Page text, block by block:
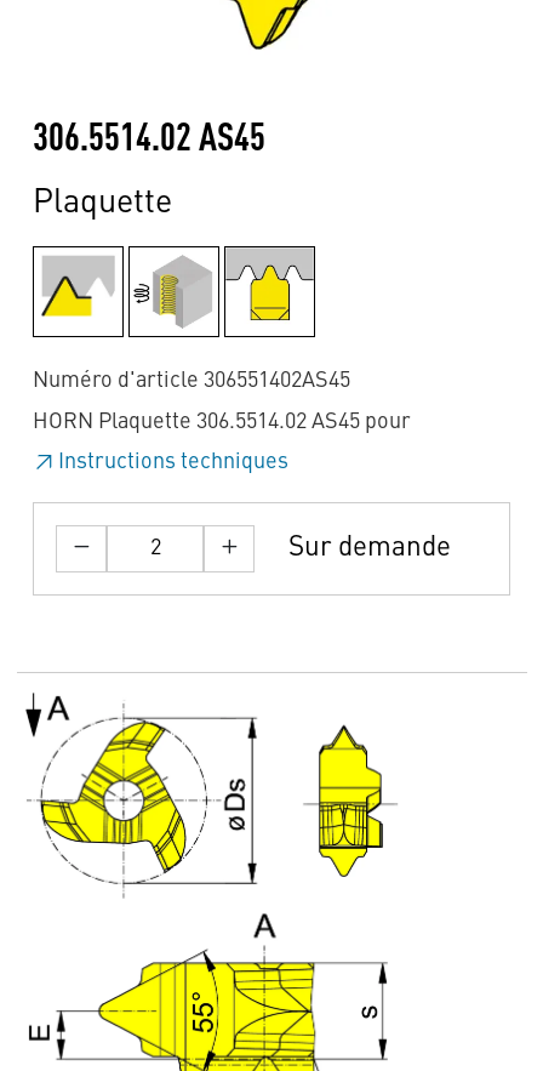
306.5514.02 AS45
Plaquette
Numéro d'article 306551402AS45
HORN Plaquette 306.5514.02 AS45 pour
Instructions techniques
Sur demande